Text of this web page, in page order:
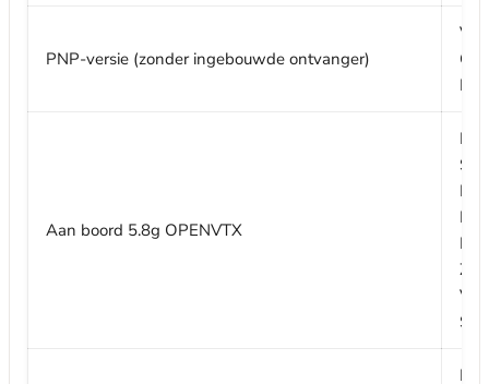
PNP-versie (zonder ingebouwde ontvanger)
Aan boord 5.8g OPENVTX